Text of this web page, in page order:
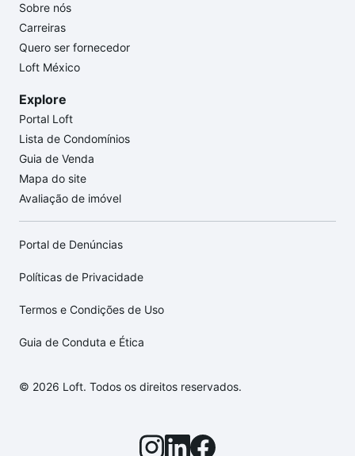
Sobre nós
Carreiras
Quero ser fornecedor
Loft México
Explore
Portal Loft
Lista de Condomínios
Guia de Venda
Mapa do site
Avaliação de imóvel
Portal de Denúncias
Políticas de Privacidade
Termos e Condições de Uso
Guia de Conduta e Ética
© 2026 Loft. Todos os direitos reservados.